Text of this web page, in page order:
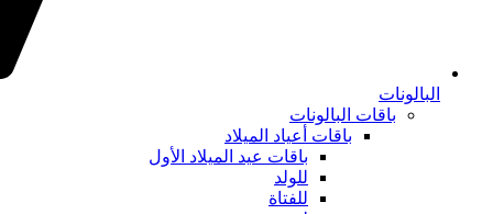
البالونات
باقات البالونات
باقات أعياد الميلاد
باقات عيد الميلاد الأول
للولد
للفتاة